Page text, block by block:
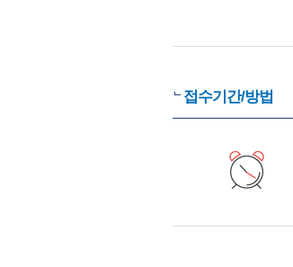
접수기간/방법